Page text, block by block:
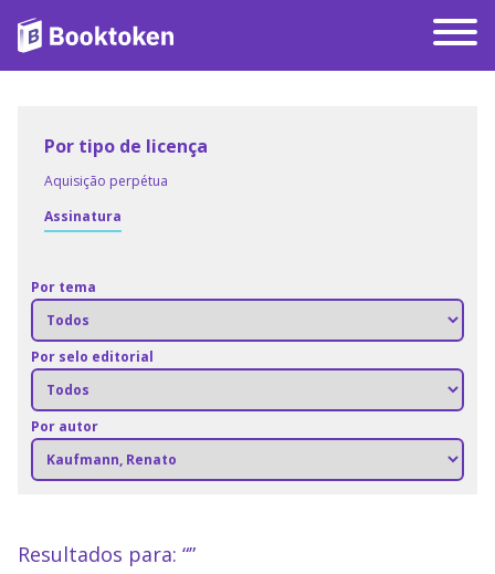
Por tipo de licença
Aquisição perpétua
Assinatura
Por tema
Por selo editorial
Por autor
Resultados para: “”